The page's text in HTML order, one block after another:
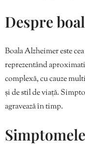
Despre
Boala Alzheimer este
reprezentând
complexă, cu cauze
și de stil de viață.
agravează în timp.